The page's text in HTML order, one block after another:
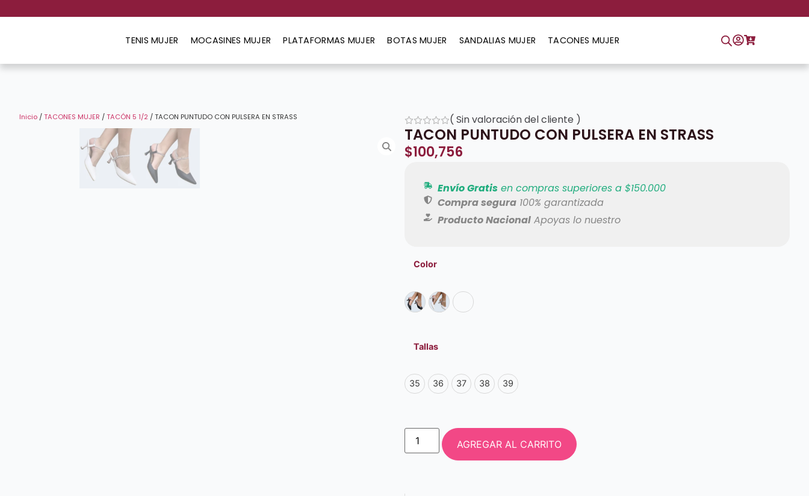
TENIS MUJER MOCASINES MUJER PLATAFORMAS MUJER BOTAS MUJER SANDALIAS MUJER TACONES MUJER
( Sin valoración del cliente )
TACON PUNTUDO CON PULSERA EN STRASS
$100,756
Envío Gratisen compras superiores a $150.000
Compra segura100% garantizada
Producto NacionalApoyas lo nuestro
Color
Tallas
35 36 37 38 39
AGREGAR AL CARRITO
Inicio /TACONES MUJER /TACÓN 5 1/2 / TACON PUNTUDO CON PULSERA EN STRASS